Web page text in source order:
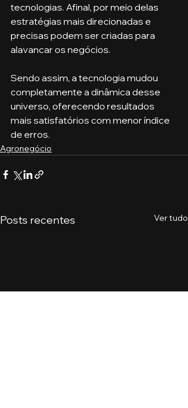
tecnologias. Afinal, por meio delas
estratégias mais direcionadas e
precisas podem ser criadas para
alavancar os negócios.
Sendo assim, a tecnologia mudou
completamente a dinâmica desse
universo, oferecendo resultados
mais satisfatórios com menor índice
de erros.
Agronegócio
Posts recentes Ver tudo